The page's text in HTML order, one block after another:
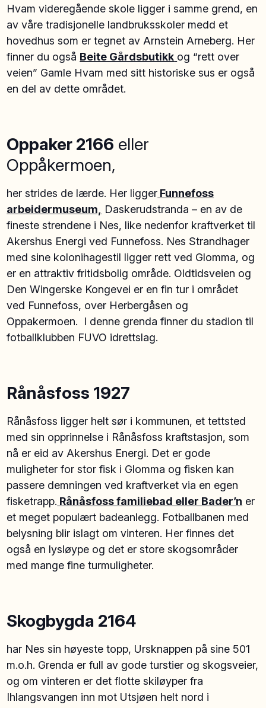
Hvam videregående skole ligger i samme grend, en
av våre tradisjonelle landbruksskoler medd et
hovedhus som er tegnet av Arnstein Arneberg. Her
finner du også Beite Gårdsbutikk og “rett over
veien” Gamle Hvam med sitt historiske sus er også
en del av dette området.
Oppaker 2166 eller
Oppåkermoen,
her strides de lærde. Her ligger Funnefoss
arbeidermuseum,
Daskerudstranda – en av de
fineste strendene i Nes, like nedenfor kraftverket til
Akershus Energi ved Funnefoss. Nes Strandhager
med sine kolonihagestil ligger rett ved Glomma, og
er en attraktiv fritidsbolig område. Oldtidsveien og
Den Wingerske Kongevei er en fin tur i området
ved Funnefoss, over Herbergåsen og
Oppakermoen. I denne grenda finner du stadion til
fotballklubben FUVO idrettslag.
Rånåsfoss 1927
Rånåsfoss ligger helt sør i kommunen, et tettsted
med sin opprinnelse i Rånåsfoss kraftstasjon, som
nå er eid av Akershus Energi. Det er gode
muligheter for stor fisk i Glomma og fisken kan
passere demningen ved kraftverket via en egen
fisketrapp. Rånåsfoss familiebad eller Bader’n er
et meget populært badeanlegg. Fotballbanen med
belysning blir islagt om vinteren. Her finnes det
også en lysløype og det er store skogsområder
med mange fine turmuligheter.
Skogbygda 2164
har Nes sin høyeste topp, Ursknappen på sine 501
m.o.h. Grenda er full av gode turstier og skogsveier,
og om vinteren er det flotte skiløyper fra
Ihlangsvangen inn mot Utsjøen helt nord i